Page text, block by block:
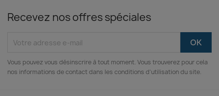
Recevez nos offres spéciales
Vous pouvez vous désinscrire à tout moment. Vous trouverez pour cela
nos informations de contact dans les conditions d'utilisation du site.